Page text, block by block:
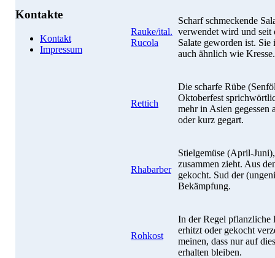
Kontakte
Kontakt
Impressum
Rauke/ital.
Rucola
Scharf schmeckende
verwendet wird und seit
Salate geworden ist.
auch ähnlich wie Kresse.
Rettich
Die scharfe Rübe
Oktoberfest
mehr in Asien gegessen
oder kurz gegart.
Rhabarber
Stielgemüse (April-
zusammen zieht. Aus
gekocht. Sud der
Bekämpfung.
Rohkost
In der Regel pflanzliche
erhitzt oder gekocht
meinen, dass nur auf
erhalten bleiben.